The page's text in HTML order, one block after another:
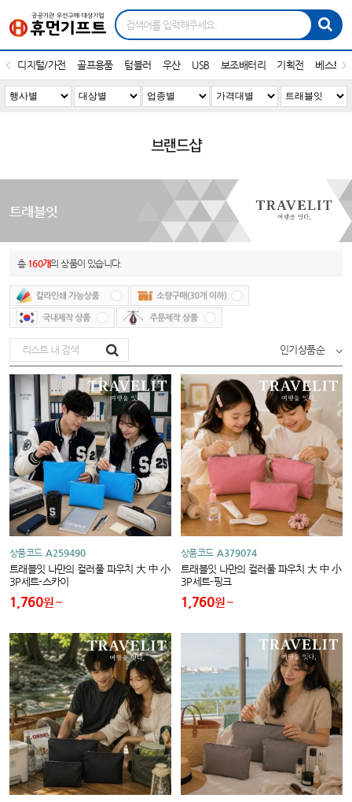
디지털/가전 골프용품 텀블러 우산 USB 보조배터리 기획전 베스트
브랜드샵
트래블잇
총 160개의 상품이 있습니다.
인기상품순
상품코드 A259490
트래블잇 나만의 컬러풀 파우치 大 中 小
3P세트-스카이
1,760원
상품코드 A379074
트래블잇 나만의 컬러풀 파우치 大 中 小
3P세트-핑크
1,760원